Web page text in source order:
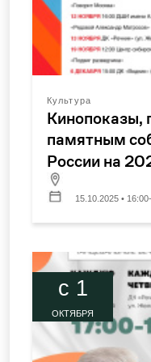
Культура
Кинопоказы,
памятным
России на
15.10.2025 •
c 1
ОКТЯБРЯ